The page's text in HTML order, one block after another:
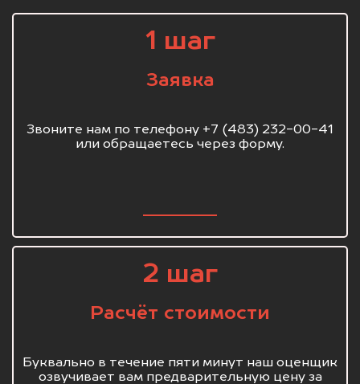
1 шаг
Заявка
Звоните нам по телефону +7 (483) 232-00-41
или обращаетесь через форму.
2 шаг
Расчёт стоимости
Буквально в течение пяти минут наш оценщик
озвучивает вам предварительную цену за